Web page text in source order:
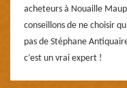
acheteurs à Nouaille
conseillons de ne choisir
pas de Stéphane
c’est un vrai expert !